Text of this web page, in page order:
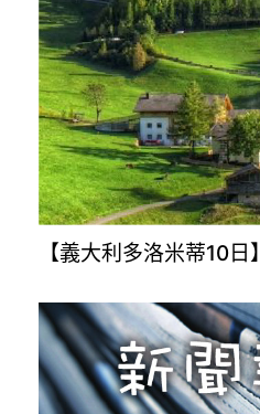
【義大利多洛米蒂10日】